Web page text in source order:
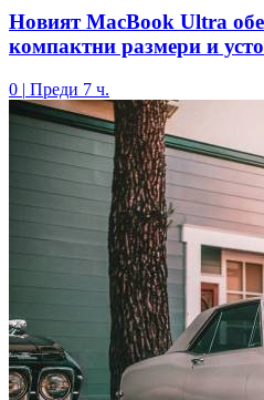
Новият MacBook Ultra
компактни размери и
0 | Преди 7 ч.